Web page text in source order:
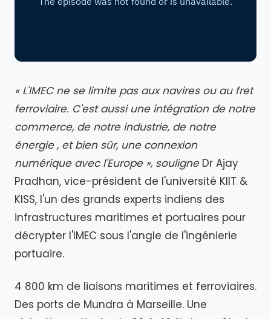
« L'IMEC ne se limite pas aux navires ou au fret
ferroviaire. C'est aussi une intégration de notre
commerce, de notre industrie, de notre
énergie , et bien sûr, une connexion
numérique avec l'Europe », souligne Dr Ajay
Pradhan, vice-président de l'université KIIT &
KISS, l'un des grands experts indiens des
infrastructures maritimes et portuaires pour
décrypter l'IMEC sous l'angle de l'ingénierie
portuaire.
4 800 km de liaisons maritimes et ferroviaires.
Des ports de Mundra à Marseille. Une